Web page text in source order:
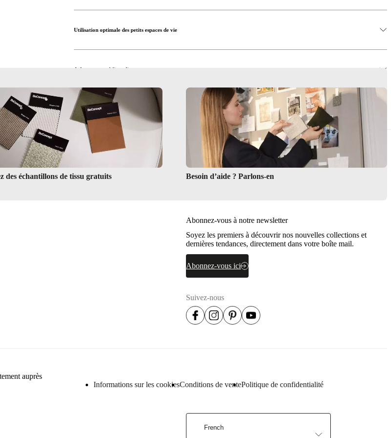
Utilisation optimale des petits espaces de vie
Interior design service
Acheter canapé-lit en ligne
Trouver le magasin boconcept
des échantillons de tissu gratuits Besoin d’aide ? Parlons-en
Abonnez-vous à notre newsletter
Soyez les premiers à découvrir nos nouvelles collections et
dernières tendances, directement dans votre boîte mail.
Abonnez-vous ici
Suivez-nous
Informations sur les cookiesConditions de ventePolitique de confidentialité
auprès
French